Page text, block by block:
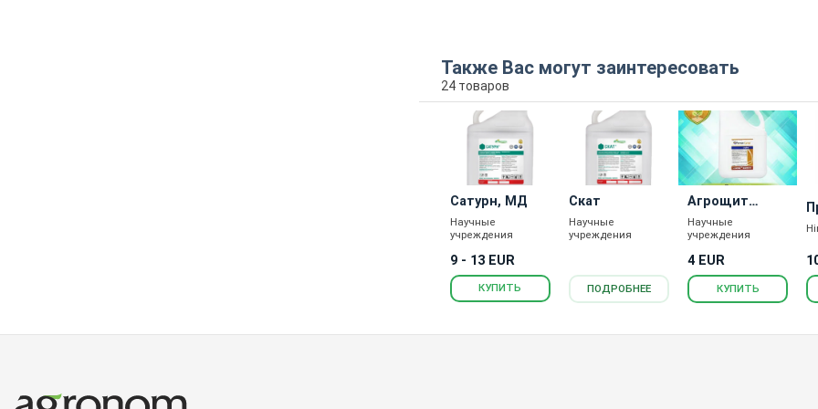
Также Вас могут заинтересовать
24 товаров
Сатурн, МД
Научные
учреждения
9 - 13 EUR
КУПИТЬ
Скат
Научные
учреждения
ПОДРОБНЕЕ
Агрощит
Супер
Научные
учреждения
4 EUR
КУПИТЬ